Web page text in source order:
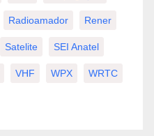
Radioamador Rener
Satelite SEI Anatel
VHF WPX WRTC